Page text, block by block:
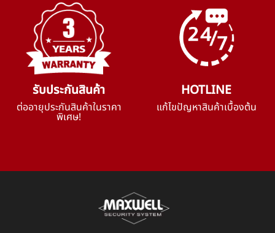
รับประกันสินค้า
ต่ออายุประกันสินค้าในราคา
พิเศษ!
HOTLINE
แก้ไขปัญหาสินค้าเบื้องต้น